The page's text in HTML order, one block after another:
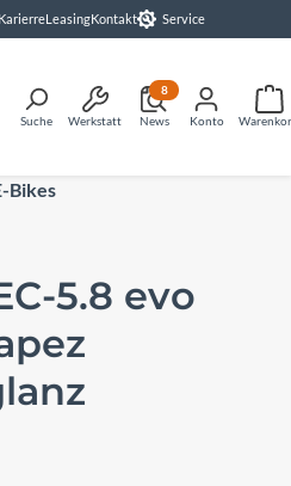
LeasingKontakt Service
Suche Werkstatt News
8
Konto
Bikes
5.8 evo